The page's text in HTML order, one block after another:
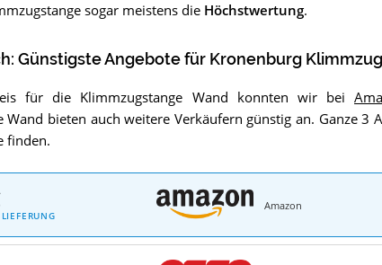
sogar meistens die Höchstwertung.
Günstigste Angebote für Kronenburg
für die Klimmzugstange Wand konnten wir bei
Wand bieten auch weitere Verkäufern günstig an. Ganze
finden.
Amazon